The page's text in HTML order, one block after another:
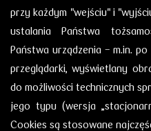
przy każdym "wejściu" i
ustalania Państwa
Państwa urządzenia - m.in.
przeglądarki, wyświetlany
do możliwości technicznych
jego typu (wersja
Cookies są stosowane